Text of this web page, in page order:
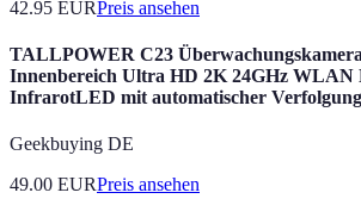
42.95 EURPreis ansehen
TALLPOWER C23
Innenbereich Ultra HD 2K 24GHz WLAN
InfrarotLED mit automatischer Verfolgung
Geekbuying DE
49.00 EURPreis ansehen